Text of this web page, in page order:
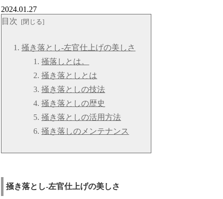
2024.01.27
目次
掻き落とし-左官仕上げの美しさ
掻落しとは。
掻き落としとは
掻き落としの技法
掻き落としの歴史
掻き落としの活用方法
掻き落しのメンテナンス
掻き落とし-左官仕上げの美しさ